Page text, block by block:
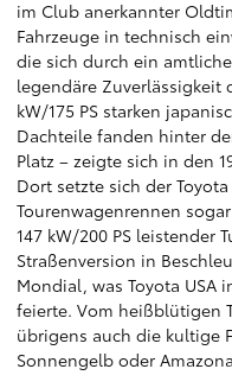
im Club anerkannter
Fahrzeuge in technisch
die sich durch ein
legendäre Zuverlässigkeit
kW/175 PS starken
Dachteile fanden hinter
Platz – zeigte sich in den
Dort setzte sich der
Tourenwagenrennen
147 kW/200 PS leistender
Straßenversion in
Mondial, was Toyota USA
feierte. Vom heißblütigen
übrigens auch die kultige
Sonnengelb oder